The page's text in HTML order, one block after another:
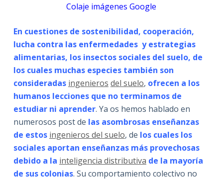
Colaje imágenes Google
En cuestiones de sostenibilidad, cooperación,
lucha contra las enfermedades y estrategias
alimentarias, los insectos sociales del suelo, de
los cuales muchas especies también son
consideradas ingenieros del suelo, ofrecen a los
humanos lecciones que no terminamos de
estudiar ni aprender. Ya os hemos hablado en
numerosos post de las asombrosas enseñanzas
de estos ingenieros del suelo, de los cuales los
sociales aportan enseñanzas más provechosas
debido a la inteligencia distributiva de la mayoría
de sus colonias. Su comportamiento colectivo no